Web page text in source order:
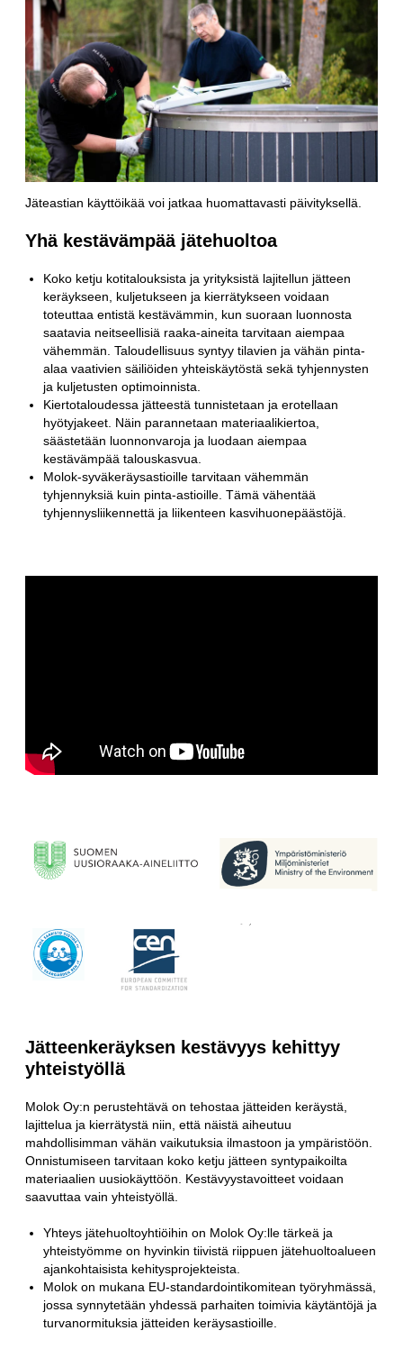
Jäteastian käyttöikää voi jatkaa huomattavasti päivityksellä.
Yhä kestävämpää jätehuoltoa
Koko ketju kotitalouksista ja yrityksistä lajitellun jätteen
keräykseen, kuljetukseen ja kierrätykseen voidaan
toteuttaa entistä kestävämmin, kun suoraan luonnosta
saatavia neitseellisiä raaka-aineita tarvitaan aiempaa
vähemmän. Taloudellisuus syntyy tilavien ja vähän pinta-
alaa vaativien säiliöiden yhteiskäytöstä sekä tyhjennysten
ja kuljetusten optimoinnista.
Kiertotaloudessa jätteestä tunnistetaan ja erotellaan
hyötyjakeet. Näin parannetaan materiaalikiertoa,
säästetään luonnonvaroja ja luodaan aiempaa
kestävämpää talouskasvua.
Molok-syväkeräysastioille tarvitaan vähemmän
tyhjennyksiä kuin pinta-astioille. Tämä vähentää
tyhjennysliikennettä ja liikenteen kasvihuonepäästöjä.
Jätteenkeräyksen kestävyys kehittyy
yhteistyöllä
Molok Oy:n perustehtävä on tehostaa jätteiden keräystä,
lajittelua ja kierrätystä niin, että näistä aiheutuu
mahdollisimman vähän vaikutuksia ilmastoon ja ympäristöön.
Onnistumiseen tarvitaan koko ketju jätteen syntypaikoilta
materiaalien uusiokäyttöön. Kestävyystavoitteet voidaan
saavuttaa vain yhteistyöllä.
Yhteys jätehuoltoyhtiöihin on Molok Oy:lle tärkeä ja
yhteistyömme on hyvinkin tiivistä riippuen jätehuoltoalueen
ajankohtaisista kehitysprojekteista.
Molok on mukana EU-standardointikomitean työryhmässä,
jossa synnytetään yhdessä parhaiten toimivia käytäntöjä ja
turvanormituksia jätteiden keräysastioille.